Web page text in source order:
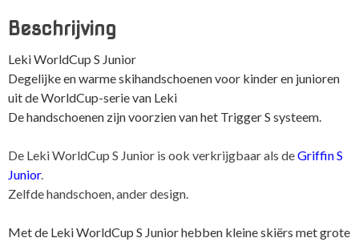
Beschrijving
Leki WorldCup S Junior
Degelijke en warme skihandschoenen voor kinder en junioren
uit de WorldCup-serie van Leki
De handschoenen zijn voorzien van het Trigger S systeem.
De Leki WorldCup S Junior is ook verkrijgbaar als deGriffin S
Junior.
Zelfde handschoen, ander design.
Met de Leki WorldCup S Junior hebben kleine skiërs met grote